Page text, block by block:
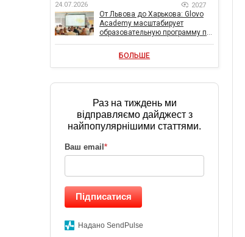
24.07.2026 2027
От Львова до Харькова: Glovo
Academy масштабирует
образовательную программу по
бизнеса
БОЛЬШЕ
Раз на тиждень ми
відправляємо дайджест з
найпопулярнішими статтями.
Ваш email *
Підписатися
Надано SendPulse